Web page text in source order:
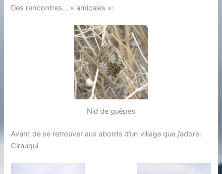
Des rencontres… « amicales »:
Nid de guêpes
Avant de se retrouver aux abords d’un village que j’adore:
Cirauqui